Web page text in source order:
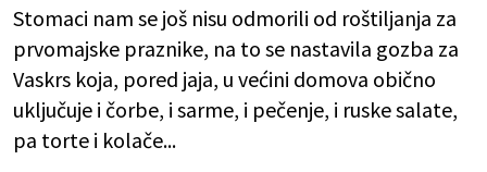
Stomaci nam se još nisu odmorili od roštiljanja za
prvomajske praznike, na to se nastavila gozba za
Vaskrs koja, pored jaja, u većini domova obično
uključuje i čorbe, i sarme, i pečenje, i ruske salate,
pa torte i kolače...